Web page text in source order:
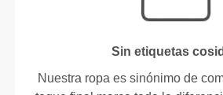
Sin etiquetas
Nuestra ropa es sinónimo de